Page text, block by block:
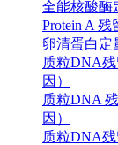
全能核酸酶
Protein A
卵清蛋白定
质粒DNA
因）
质粒DNA
因）
质粒DNA